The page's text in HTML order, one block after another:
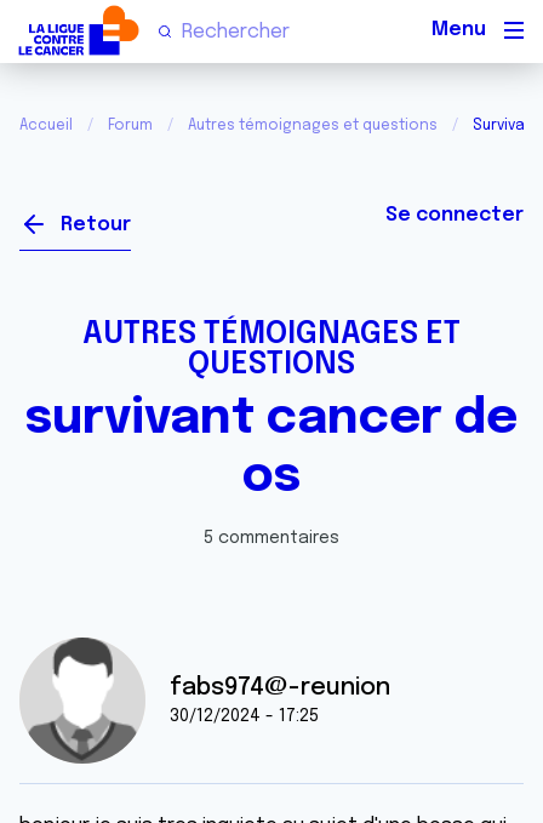
Accueil Forum Autres témoignages et questions
Retour Se connecter
AUTRES TÉMOIGNAGES ET
QUESTIONS
survivant cancer de
os
5 commentaires
fabs974@-reunion
30/12/2024 - 17:25